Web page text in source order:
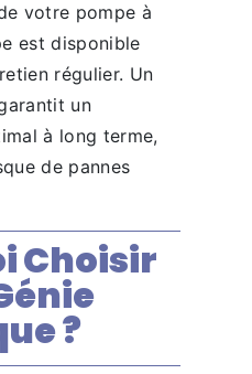
votre pompe à
est disponible
régulier. Un
un
à long terme,
de pannes
Choisir
?